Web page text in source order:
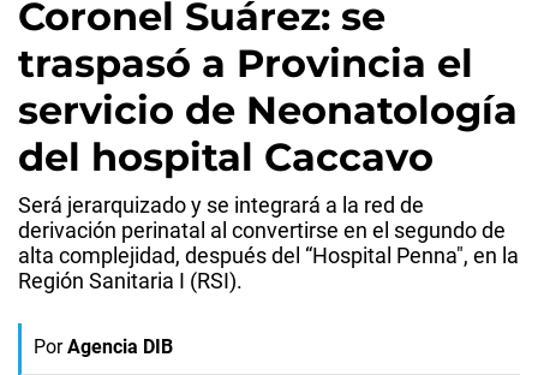
Coronel Suárez: se
traspasó a Provincia el
servicio de Neonatología
del hospital Caccavo
Será jerarquizado y se integrará a la red de
derivación perinatal al convertirse en el segundo de
alta complejidad, después del “Hospital Penna", en la
Región Sanitaria I (RSI).
Por Agencia DIB